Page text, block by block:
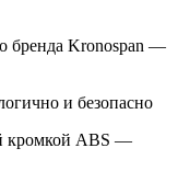
бренда Kronospan —
и безопасно
кромкой ABS —